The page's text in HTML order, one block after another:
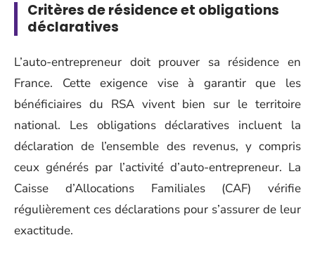
Critères de résidence et obligations
déclaratives
L’auto-entrepreneur doit prouver sa résidence en
France. Cette exigence vise à garantir que les
bénéficiaires du RSA vivent bien sur le territoire
national. Les obligations déclaratives incluent la
déclaration de l’ensemble des revenus, y compris
ceux générés par l’activité d’auto-entrepreneur. La
Caisse d’Allocations Familiales (CAF) vérifie
régulièrement ces déclarations pour s’assurer de leur
exactitude.